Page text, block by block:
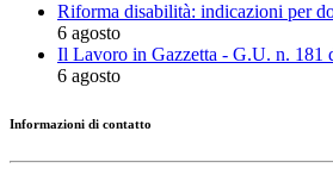
Riforma disabilità: indicazioni per
6 agosto
Il Lavoro in Gazzetta - G.U. n. 181
6 agosto
Informazioni di contatto